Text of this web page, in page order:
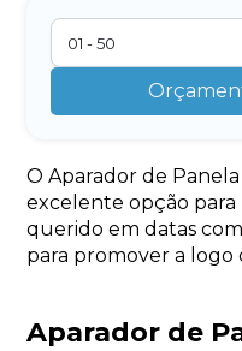
O Aparador de
excelente opção
querido em datas
para promover a logo
Aparador de